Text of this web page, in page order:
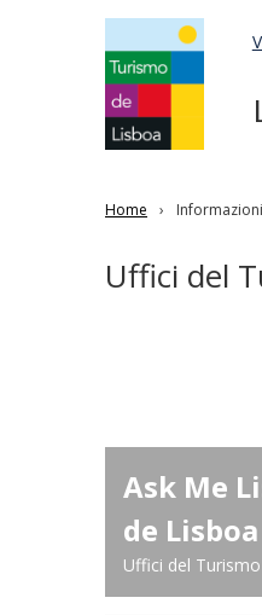
Home
Uffici del
Ask Me
de Lisboa
Uffici del Turismo